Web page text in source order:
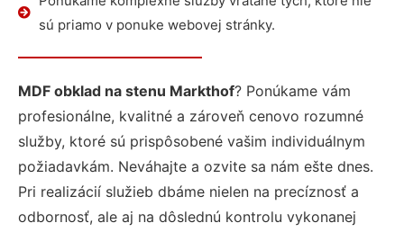
sú priamo v ponuke webovej stránky.
MDF obklad na stenu Markthof? Ponúkame vám
profesionálne, kvalitné a zároveň cenovo rozumné
služby, ktoré sú prispôsobené vašim individuálnym
požiadavkám. Neváhajte a ozvite sa nám ešte dnes.
Pri realizácií služieb dbáme nielen na precíznosť a
odbornosť, ale aj na dôslednú kontrolu vykonanej